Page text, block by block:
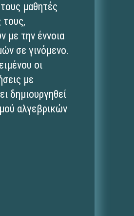
μαθητές
τους,
με την έννοια
σε γινόμενο.
οι
με
δημιουργηθεί
αλγεβρικών